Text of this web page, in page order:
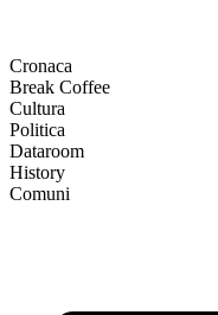
Cronaca
Break Coffee
Cultura
Politica
Dataroom
History
Comuni